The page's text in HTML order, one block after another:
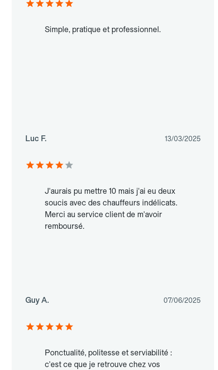
Simple, pratique et professionnel.
Luc F. 13/03/2025
J'aurais pu mettre 10 mais j'ai eu deux
soucis avec des chauffeurs indélicats.
Merci au service client de m'avoir
remboursé.
Guy A. 07/06/2025
Ponctualité, politesse et serviabilité :
c'est ce que je retrouve chez vos